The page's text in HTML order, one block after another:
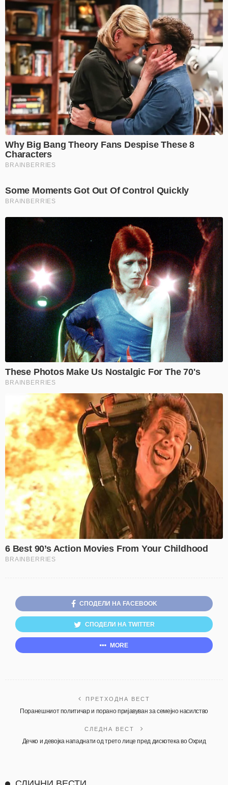
СПОДЕЛИ НА FACEBOOK
СПОДЕЛИ НА TWITTER
MORE
ПРЕТХОДНА ВЕСТ
Поранешниот политичар и порано пријавуван за семејно насилство
СЛЕДНА ВЕСТ
Дечко и девојка нападнати од трето лице пред дискотека во Охрид